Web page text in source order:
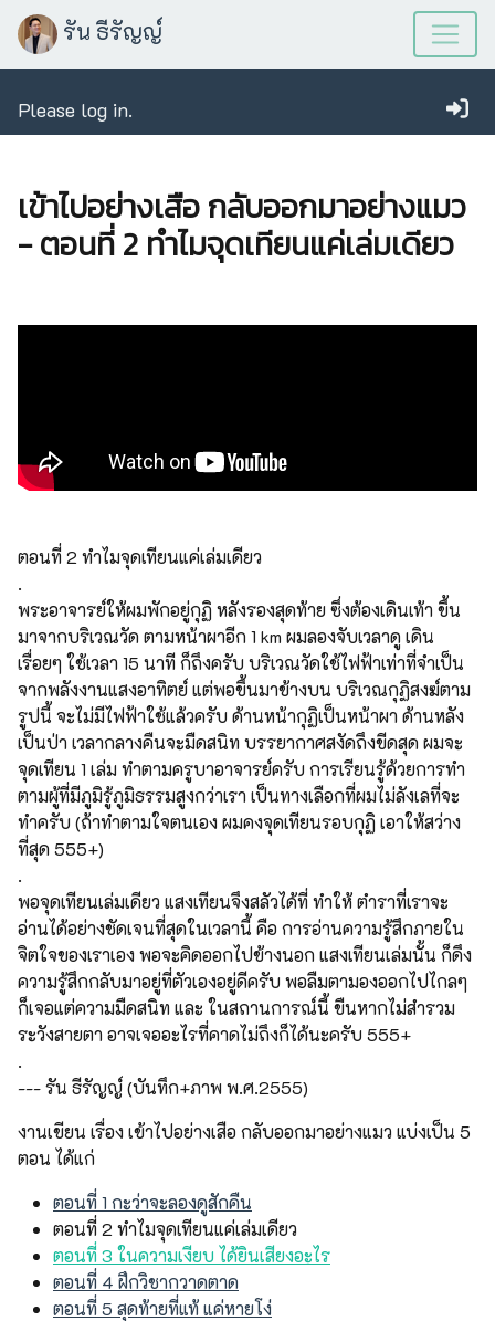
รัน ธีรัญญ์
Please log in.
เข้าไปอย่างเสือ กลับออกมาอย่างแมว
- ตอนที่ 2 ทำไมจุดเทียนแค่เล่มเดียว
ตอนที่ 2 ทำไมจุดเทียนแค่เล่มเดียว
.
พระอาจารย์ให้ผมพักอยู่กุฏิ หลังรองสุดท้าย ซึ่งต้องเดินเท้า ขึ้น
มาจากบริเวณวัด ตามหน้าผาอีก 1 km ผมลองจับเวลาดู เดิน
เรื่อยๆ ใช้เวลา 15 นาที ก็ถึงครับ บริเวณวัดใช้ไฟฟ้าเท่าที่จำเป็น
จากพลังงานแสงอาทิตย์ แต่พอขึ้นมาข้างบน บริเวณกุฏิสงฆ์ตาม
รูปนี้ จะไม่มีไฟฟ้าใช้แล้วครับ ด้านหน้ากุฏิเป็นหน้าผา ด้านหลัง
เป็นป่า เวลากลางคืนจะมืดสนิท บรรยากาศสงัดถึงขีดสุด ผมจะ
จุดเทียน 1 เล่ม ทำตามครูบาอาจารย์ครับ การเรียนรู้ด้วยการทำ
ตามผู้ที่มีภูมิรู้ภูมิธรรมสูงกว่าเรา เป็นทางเลือกที่ผมไม่ลังเลที่จะ
ทำครับ (ถ้าทำตามใจตนเอง ผมคงจุดเทียนรอบกุฏิ เอาให้สว่าง
ที่สุด 555+)
.
พอจุดเทียนเล่มเดียว แสงเทียนจึงสลัวได้ที่ ทำให้ ตำราที่เราจะ
อ่านได้อย่างชัดเจนที่สุดในเวลานี้ คือ การอ่านความรู้สึกภายใน
จิตใจของเราเอง พอจะคิดออกไปข้างนอก แสงเทียนเล่มนั้น ก็ดึง
ความรู้สึกกลับมาอยู่ที่ตัวเองอยู่ดีครับ พอลืมตามองออกไปไกลๆ
ก็เจอแต่ความมืดสนิท และ ในสถานการณ์นี้ ขืนหากไม่สำรวม
ระวังสายตา อาจเจออะไรที่คาดไม่ถึงก็ได้นะครับ 555+
.
--- รัน ธีรัญญ์ (บันทึก+ภาพ พ.ศ.2555)
งานเขียน เรื่อง เข้าไปอย่างเสือ กลับออกมาอย่างแมว แบ่งเป็น 5
ตอน ได้แก่
ตอนที่ 1 กะว่าจะลองดูสักคืน
ตอนที่ 2 ทำไมจุดเทียนแค่เล่มเดียว
ตอนที่ 3 ในความเงียบ ได้ยินเสียงอะไร
ตอนที่ 4 ฝึกวิชากวาดตาด
ตอนที่ 5 สุดท้ายที่แท้ แค่หายโง่